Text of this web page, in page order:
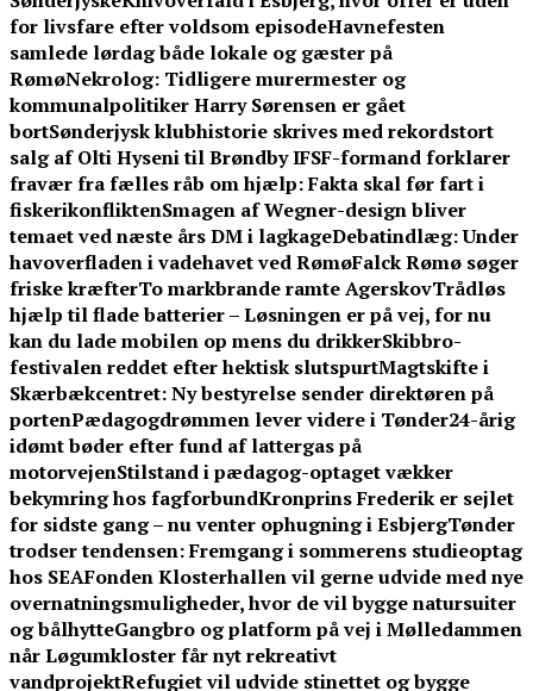
for livsfare efter voldsom episodeHavnefesten
samlede lørdag både lokale og gæster på
RømøNekrolog: Tidligere murermester og
kommunalpolitiker Harry Sørensen er gået
bortSønderjysk klubhistorie skrives med rekordstort
salg af Olti Hyseni til Brøndby IFSF-formand forklarer
fravær fra fælles råb om hjælp: Fakta skal før fart i
fiskerikonfliktenSmagen af Wegner-design bliver
temaet ved næste års DM i lagkageDebatindlæg: Under
havoverfladen i vadehavet ved RømøFalck Rømø søger
friske kræfterTo markbrande ramte AgerskovTrådløs
hjælp til flade batterier – Løsningen er på vej, for nu
kan du lade mobilen op mens du drikkerSkibbro-
festivalen reddet efter hektisk slutspurtMagtskifte i
Skærbækcentret: Ny bestyrelse sender direktøren på
portenPædagogdrømmen lever videre i Tønder24-årig
idømt bøder efter fund af lattergas på
motorvejenStilstand i pædagog-optaget vækker
bekymring hos fagforbundKronprins Frederik er sejlet
for sidste gang – nu venter ophugning i EsbjergTønder
trodser tendensen: Fremgang i sommerens studieoptag
hos SEAFonden Klosterhallen vil gerne udvide med nye
overnatningsmuligheder, hvor de vil bygge natursuiter
og bålhytteGangbro og platform på vej i Mølledammen
når Løgumkloster får nyt rekreativt
vandprojektRefugiet vil udvide stinettet og bygge